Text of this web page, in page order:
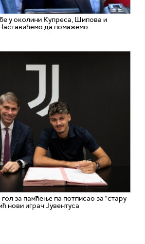
у околини Купреса, Шипова и
да помажемо
за памћење па потписао за "стару
нови играч Јувентуса